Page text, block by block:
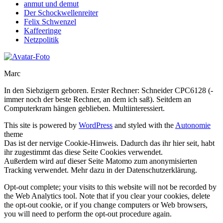
anmut und demut
Der Schockwellenreiter
Felix Schwenzel
Kaffeeringe
Netzpolitik
Marc
In den Siebzigern geboren. Erster Rechner: Schneider CPC6128 (-
immer noch der beste Rechner, an dem ich saß). Seitdem an
Computerkram hängen geblieben. Multiinteressiert.
This site is powered by WordPress and styled with the Autonomie
theme
Das ist der nervige Cookie-Hinweis. Dadurch das ihr hier seit, habt
ihr zugestimmt das diese Seite Cookies verwendet.
Außerdem wird auf dieser Seite Matomo zum anonymisierten
Tracking verwendet. Mehr dazu in der Datenschutzerklärung.
Opt-out complete; your visits to this website will not be recorded by
the Web Analytics tool. Note that if you clear your cookies, delete
the opt-out cookie, or if you change computers or Web browsers,
you will need to perform the opt-out procedure again.